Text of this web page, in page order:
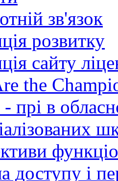
зв'язок
розвитку
сайту
the
прі в
доступу і